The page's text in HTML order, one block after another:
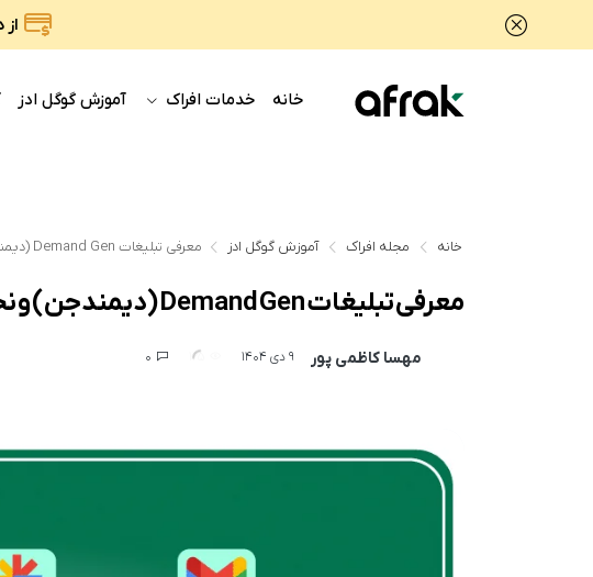
خانه خدمات افراک آموزش گوگل ادز
خانه مجله افراک آموزش گوگل ادز معرفی تبلیغات Demand Gen (دیمندجن) و نحوه راه اندازی آن
معرفی تبلیغات Demand Gen (دیمندجن) و نحوه راه اندازی آن
مهسا کاظمی پور 9 دی 1404